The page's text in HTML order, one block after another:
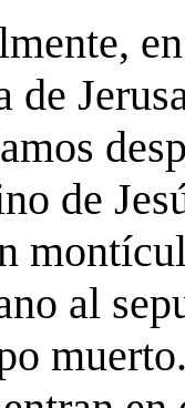
de
de
al